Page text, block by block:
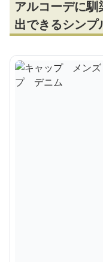
アルコーデに
出できるシン